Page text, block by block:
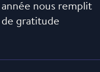
année nous remplit
de gratitude